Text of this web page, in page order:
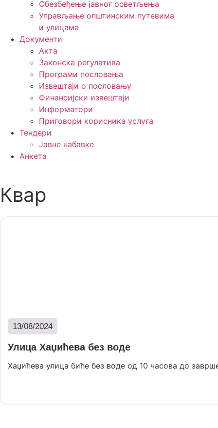
Обезбеђење јавног осветљења
Управљање општинским путевима
и улицама
Документи
Акта
Законска регулатива
Програми пословања
Извештаји о пословању
Финансијски извештаји
Информатори
Приговори корисника услуга
Тендери
Јавне набавке
Анкета
Квар
13/08/2024
Улица Хаџићева без воде
Хаџићева улица биће без воде од 10 часова до